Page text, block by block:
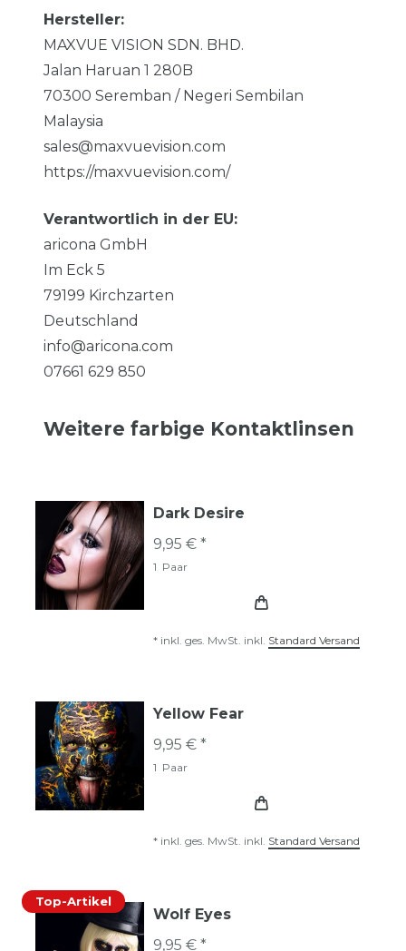
Hersteller:
MAXVUE VISION SDN. BHD.
Jalan Haruan 1 280B
70300 Seremban / Negeri Sembilan
Malaysia
sales@maxvuevision.com
https://maxvuevision.com/
Verantwortlich in der EU:
aricona GmbH
Im Eck 5
79199 Kirchzarten
Deutschland
info@aricona.com
07661 629 850
Weitere farbige Kontaktlinsen
Dark Desire
9,95 € *
1 Paar
* inkl. ges. MwSt. inkl. Standard Versand
Yellow Fear
9,95 € *
1 Paar
* inkl. ges. MwSt. inkl. Standard Versand
Top-Artikel
Wolf Eyes
9,95 € *